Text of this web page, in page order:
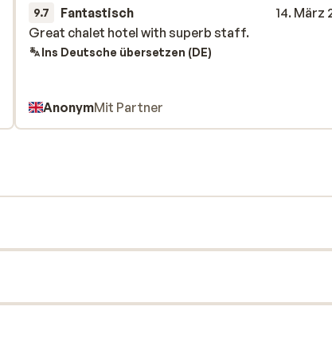
9.7 Fantastisch
14. März
Great chalet hotel with superb staff.
Great chalet hotel with superb staff.
Ins Deutsche übersetzen (DE)
AnonymMit Partner